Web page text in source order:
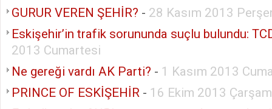
GURUR VEREN ŞEHİR? - 28 Kasım 2013
Eskişehir’in trafik sorununda suçlu bulundu:
2013 Cumartesi
Ne gereği vardı AK Parti? - 1 Kasım 2013
PRINCE OF ESKİŞEHİR - 16 Ekim 2013